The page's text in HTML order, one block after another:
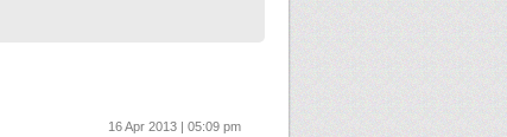
16 Apr 2013 | 05:09 pm